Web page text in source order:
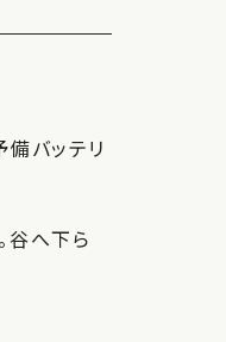
バッテリ
谷へ下ら